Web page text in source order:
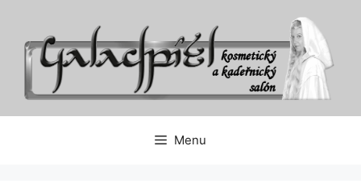
obsah
Menu